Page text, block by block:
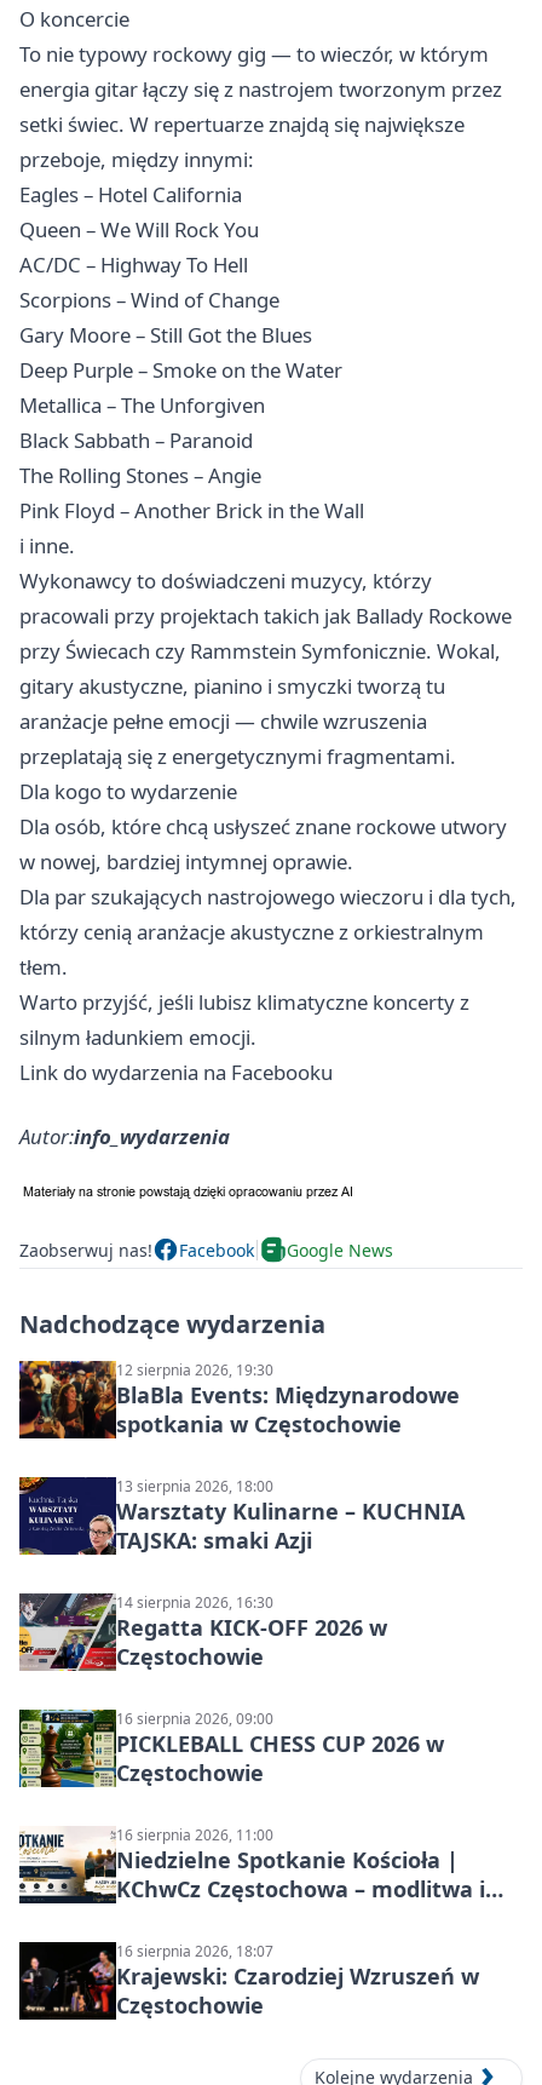
O koncercie
To nie typowy rockowy gig — to wieczór, w którym
energia gitar łączy się z nastrojem tworzonym przez
setki świec. W repertuarze znajdą się największe
przeboje, między innymi:
Eagles – Hotel California
Queen – We Will Rock You
AC/DC – Highway To Hell
Scorpions – Wind of Change
Gary Moore – Still Got the Blues
Deep Purple – Smoke on the Water
Metallica – The Unforgiven
Black Sabbath – Paranoid
The Rolling Stones – Angie
Pink Floyd – Another Brick in the Wall
i inne.
Wykonawcy to doświadczeni muzycy, którzy
pracowali przy projektach takich jak Ballady Rockowe
przy Świecach czy Rammstein Symfonicznie. Wokal,
gitary akustyczne, pianino i smyczki tworzą tu
aranżacje pełne emocji — chwile wzruszenia
przeplatają się z energetycznymi fragmentami.
Dla kogo to wydarzenie
Dla osób, które chcą usłyszeć znane rockowe utwory
w nowej, bardziej intymnej oprawie.
Dla par szukających nastrojowego wieczoru i dla tych,
którzy cenią aranżacje akustyczne z orkiestralnym
tłem.
Warto przyjść, jeśli lubisz klimatyczne koncerty z
silnym ładunkiem emocji.
Link do wydarzenia na Facebooku
Autor:info_wydarzenia
Zaobserwuj nas! Facebook Google News
Nadchodzące wydarzenia
12 sierpnia 2026, 19:30
BlaBla Events: Międzynarodowe
spotkania w Częstochowie
13 sierpnia 2026, 18:00
Warsztaty Kulinarne – KUCHNIA
TAJSKA: smaki Azji
14 sierpnia 2026, 16:30
Regatta KICK-OFF 2026 w
Częstochowie
16 sierpnia 2026, 09:00
PICKLEBALL CHESS CUP 2026 w
Częstochowie
16 sierpnia 2026, 11:00
Niedzielne Spotkanie Kościoła |
KChwCz Częstochowa – modlitwa i
16 sierpnia 2026, 18:07
Krajewski: Czarodziej Wzruszeń w
Częstochowie
Kolejne wydarzenia